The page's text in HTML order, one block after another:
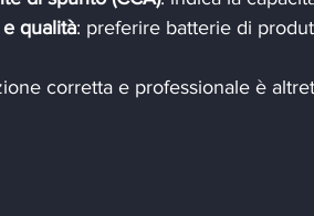
qualità: preferire batterie di
corretta e professionale è